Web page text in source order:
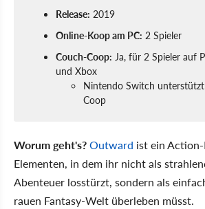
Release: 2019
Online-Koop am PC: 2 Spieler
Couch-Coop: Ja, für 2 Spieler auf
und Xbox
Nintendo Switch
Coop
Worum geht's?Outward ist ein
Elementen, in dem ihr nicht als
Abenteuer losstürzt, sondern als
rauen Fantasy-Welt überleben müsst.